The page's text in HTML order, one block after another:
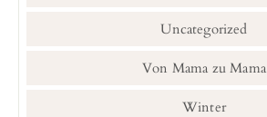
Uncategorized
Von Mama zu Mama
Winter